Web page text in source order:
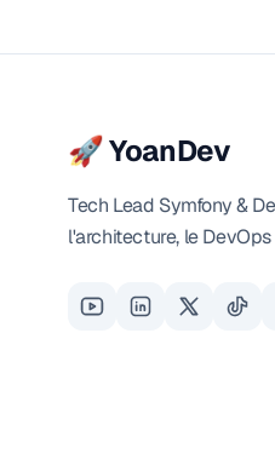
🚀 YoanDev
Tech Lead Symfony &
l'architecture, le